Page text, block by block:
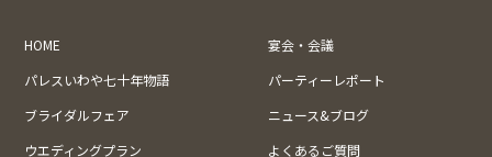
HOME
宴会・会議
パレスいわや七十年物語
パーティーレポート
ブライダルフェア
ニュース&ブログ
ウエディングプラン
よくあるご質問